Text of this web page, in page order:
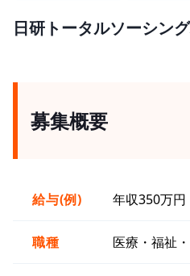
日研トータルソーシン
募集概要
給与(例) 年収350万円
職種 医療・福祉